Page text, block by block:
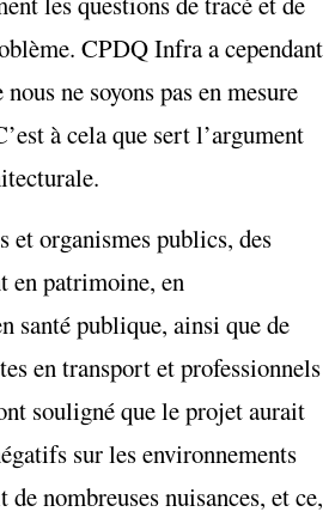
CPDQ Infra a cependant
ne soyons pas en mesure
à cela que sert l’argument
et organismes publics, des
en patrimoine, en
santé publique, ainsi que de
en transport et professionnels
souligné que le projet aurait
sur les environnements
nombreuses nuisances, et ce,